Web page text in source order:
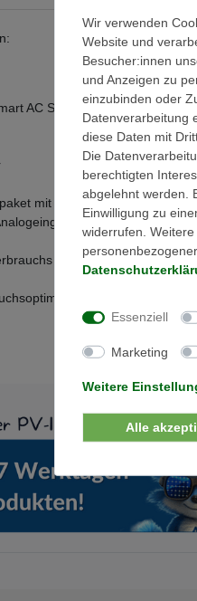
AC Switch“
mit Datenlogger,
(z. B. für
sowie zur dynamischen
Wir verwenden
Website und
Besucher:innen
und Anzeigen zu
einzubinden oder
Datenverarbeitung
diese Daten mit
Die
berechtigten
abgelehnt werden.
Einwilligung zu
widerrufen.
Essenziell
Marketing
Weitere
Alle